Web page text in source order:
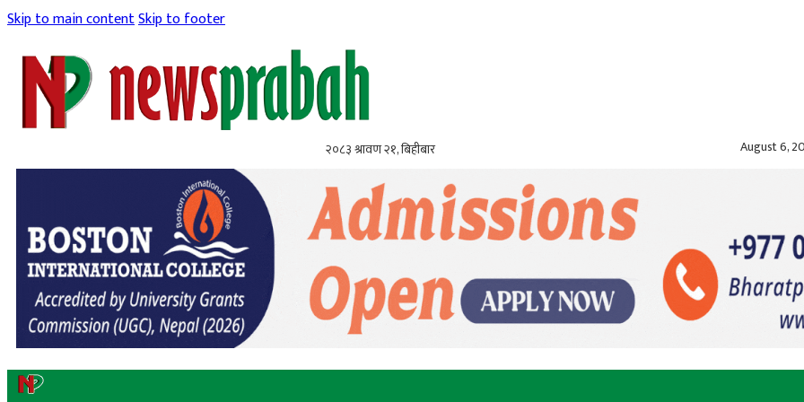
Skip to main contentSkip to footer
२०८३ श्रावण २१, बिहीबार August 6,